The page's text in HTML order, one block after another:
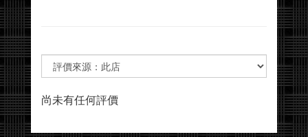
尚未有任何評價